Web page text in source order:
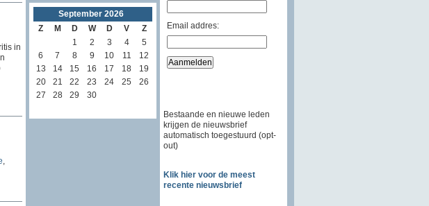
in
September 2026
Z
M D W D V
Z
1
2 3 4
5
6
7 8 9 10 11
12
13
14 15 16 17 18
19
20
21 22 23 24 25
26
27
28 29 30
Email addres:
Bestaande en nieuwe leden
krijgen de nieuwsbrief
automatisch toegestuurd (opt-
out)
Klik hier voor de meest
recente nieuwsbrief